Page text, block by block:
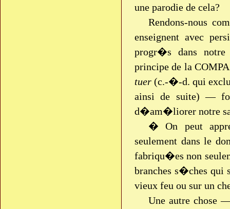
une parodie de cela?
Rendons-nous
enseignent avec
progr�s dans notre
principe de la
tuer (c.-�-d. qui
ainsi de suite) —
d�am�liorer notre
� On peut
seulement dans le
fabriqu�es non
branches s�ches
vieux feu ou sur un
Une autre chose